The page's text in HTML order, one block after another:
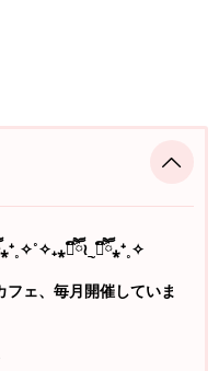
ཽ≀ˍ̮ ❝᷀ົཽ⁎⁺˳✧
ェ、毎月開催していま